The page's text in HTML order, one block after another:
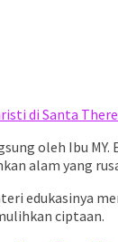
di Santa
oleh Ibu
alam yang
edukasinya
ciptaan.